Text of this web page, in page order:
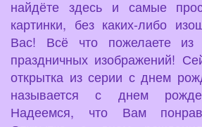
найдёте здесь и самые
картинки, без каких-либо
Вас! Всё что пожелаете из
праздничных изображений!
открытка из серии с днем
называется с днем
Надеемся, что Вам